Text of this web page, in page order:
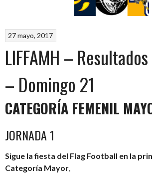
27 mayo, 2017
LIFFAMH –
– Domingo 21
CATEGORÍA FEMENIL
JORNADA 1
Sigue la fiesta del Flag Football en la
Categoría Mayor,